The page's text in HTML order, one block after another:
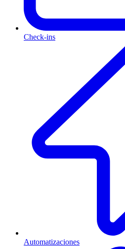
Check-ins
Automatizaciones